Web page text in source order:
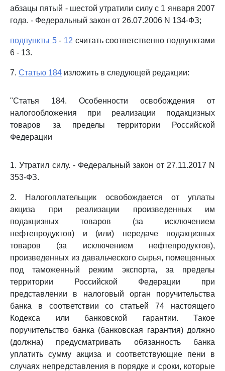
абзацы пятый - шестой утратили силу с 1 января 2007
года. - Федеральный закон от 26.07.2006 N 134-ФЗ;
подпункты 5- 12 считать соответственно подпунктами
6 - 13.
7. Статью 184 изложить в следующей редакции:
"Статья 184. Особенности освобождения от
налогообложения при реализации подакцизных
товаров за пределы территории Российской
Федерации
1. Утратил силу. - Федеральный закон от 27.11.2017 N
353-ФЗ.
2. Налогоплательщик освобождается от уплаты
акциза при реализации произведенных им
подакцизных товаров (за исключением
нефтепродуктов) и (или) передаче подакцизных
товаров (за исключением нефтепродуктов),
произведенных из давальческого сырья, помещенных
под таможенный режим экспорта, за пределы
территории Российской Федерации при
представлении в налоговый орган поручительства
банка в соответствии со статьей 74 настоящего
Кодекса или банковской гарантии. Такое
поручительство банка (банковская гарантия) должно
(должна) предусматривать обязанность банка
уплатить сумму акциза и соответствующие пени в
случаях непредставления в порядке и сроки, которые